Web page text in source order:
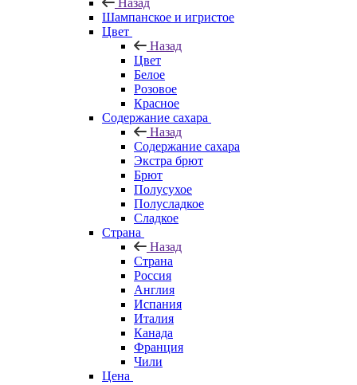
Назад
Шампанское и игристое
Цвет
Назад
Цвет
Белое
Розовое
Красное
Содержание сахара
Назад
Содержание сахара
Экстра брют
Брют
Полусухое
Полусладкое
Сладкое
Страна
Назад
Страна
Россия
Англия
Испания
Италия
Канада
Франция
Чили
Цена